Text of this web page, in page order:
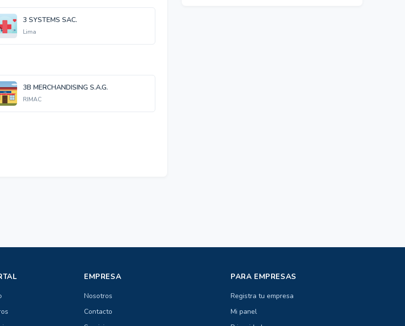
3 SYSTEMS SAC.
Lima
3B MERCHANDISING S.A.G.
RIMAC
EMPRESA
Nosotros
Contacto
PARA EMPRESAS
Registra tu empresa
Mi panel